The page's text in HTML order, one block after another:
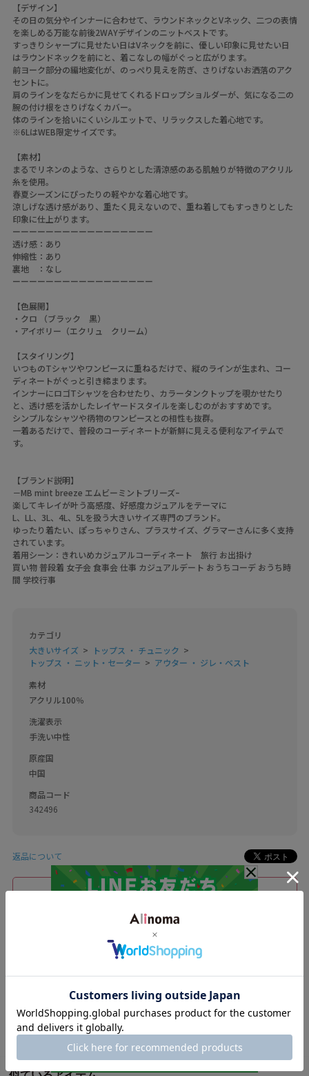
【デザイン】
その日の気分やインナーに合わせて、ラウンドネックとVネック、二つの表情
を楽しめる万能な前後2WAYデザインのニットベストです。
すっきりシャープに見せたい日はVネックを前に、優しい印象に見せたい日
はラウンドネックを前にと、着こなしの幅がぐっと広がります。
前ヨーク部分の編地変化が、のっぺり見えを防ぎ、さりげないお洒落のアク
セントに。
肩のラインをなだらかに見せてくれるドロップショルダーが、気になる二の
腕の付け根をさりげなくカバー。
体のラインを拾いにくいシルエットで、リラックスした着心地です。
※6LはWEB限定サイズです。
【素材】
まるでリネンのような、さらりとした清涼感のある肌触りが特徴のアクリル
糸を使用。
春夏シーズンにぴったりの軽やかな着心地です。
涼しげな透け感があり、重たく見えないので、重ね着してもすっきりとした
印象に仕上がります。
ーーーーーーーーーーーーーーーーー
透け感：あり
伸縮性：あり
裏地 ：なし
ーーーーーーーーーーーーーーーーー
【色展開】
・クロ （ブラック 黒）
・アイボリー（エクリュ クリーム）
【スタイリング】
いつものTシャツやワンピースに重ねるだけで、縦のラインが生まれ、コー
ディネートがぐっと引き締まります。
インナーにロゴTシャツを合わせたり、カラータンクトップを覗かせたり
と、透け感を活かしたレイヤードスタイルを楽しむのがおすすめです。
シンプルなシャツや柄物のワンピースとの相性も抜群。
一着あるだけで、普段のコーディネートが新鮮に見える便利なアイテムで
す。
【ブランド説明】
－MB mint breeze エムビーミントブリーズｰ
楽してキレイが叶う高感度、好感度カジュアルをテーマに
L、LL、3L、4L、5Lを扱う大きいサイズ専門のブランド。
ゆったり着たい、ぽっちゃりさん、プラスサイズ、グラマーさんに多く支持
されています。
着用シーン：きれいめカジュアルコーディネート 旅行 お出掛け
買い物 普段着 女子会 食事会 仕事 カジュアルデート おうちコーデ おうち時
間 学校行事
カテゴリ
大きいサイズ
トップス ・ チュニック
トップス ・ ニット・セーター
アウター ・ ジレ・ベスト
素材
アクリル100％
洗濯表示
手洗い中性
原産国
中国
商品コード
342496
返品について
このブランドをお気に入り登録する